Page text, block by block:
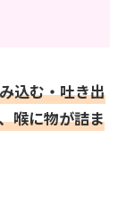
込む・吐き出
喉に物が詰ま